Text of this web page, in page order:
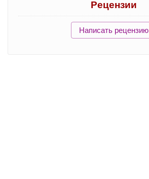
Рецензии
Написать рецензию